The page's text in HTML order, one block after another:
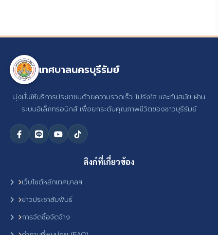
เทศบาลนครบุรีรัมย์
มุ่งมั่นให้บริการประชาชนด้วยความรวดเร็ว โปร่งใส และทันสมัย ผ่าน
ระบบอิเล็กทรอนิกส์ เพื่อยกระดับคุณภาพชีวิตของชาวบุรีรัมย์
ลิงก์ที่เกี่ยวข้อง
เว็บไซต์หลักเทศบาลฯ
ข่าวประชาสัมพันธ์
การจัดซื้อจัดจ้าง